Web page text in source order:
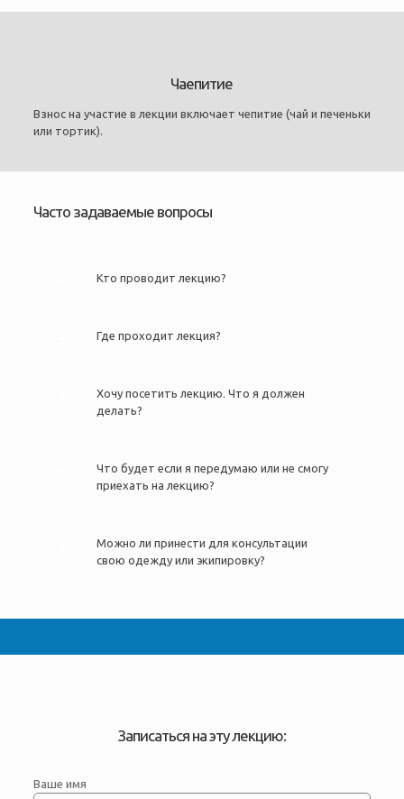
Чаепитие
Взнос на участие в лекции включает чепитие (чай и печеньки
или тортик).
Часто задаваемые вопросы
Кто проводит лекцию?
Где проходит лекция?
Хочу посетить лекцию. Что я должен
делать?
Что будет если я передумаю или не смогу
приехать на лекцию?
Можно ли принести для консультации
свою одежду или экипировку?
Записаться на эту лекцию:
Ваше имя